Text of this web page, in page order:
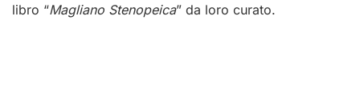
libro “Magliano Stenopeica” da loro curato.